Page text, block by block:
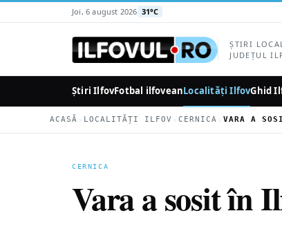
Joi, 6 august 2026 31°C
ȘTIRI
JUDEȚUL
Știri IlfovFotbal ilfoveanLocalități IlfovGhid
ACASĂ › LOCALITĂȚI ILFOV › CERNICA ›
CERNICA
Vara a sosit în